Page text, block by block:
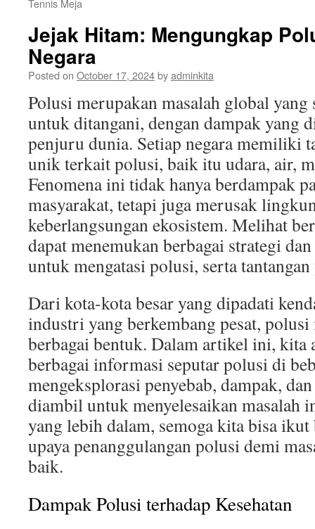
Tennis Meja
Jejak Hitam: Mengungkap
Negara
Posted on October 17, 2024byadminkita
Polusi merupakan masalah global yang
untuk ditangani, dengan dampak yang
penjuru dunia. Setiap negara memiliki
unik terkait polusi, baik itu udara, air,
Fenomena ini tidak hanya berdampak
masyarakat, tetapi juga merusak
keberlangsungan ekosistem. Melihat
dapat menemukan berbagai strategi
untuk mengatasi polusi, serta
Dari kota-kota besar yang dipadati
industri yang berkembang pesat,
berbagai bentuk. Dalam artikel ini, kita
berbagai informasi seputar polusi di
mengeksplorasi penyebab, dampak,
diambil untuk menyelesaikan masalah
yang lebih dalam, semoga kita bisa
upaya penanggulangan polusi demi
baik.
Dampak Polusi terhadap Kesehatan